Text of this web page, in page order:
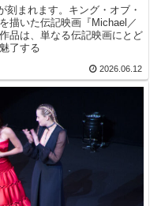
刻まれます。キング・オブ・
描いた伝記映画『Michael／
品は、単なる伝記映画にとど
了する
2026.06.12